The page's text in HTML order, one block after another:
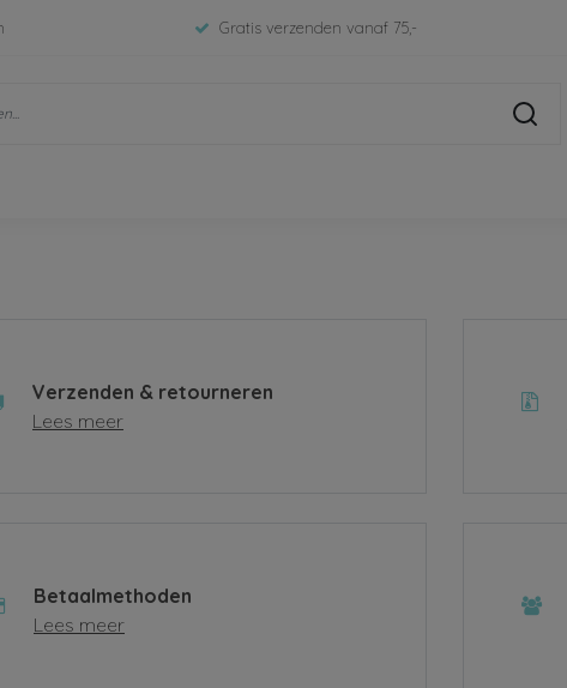
Gratis verzenden vanaf 75,-
Verzenden & retourneren
Lees meer
Betaalmethoden
Lees meer